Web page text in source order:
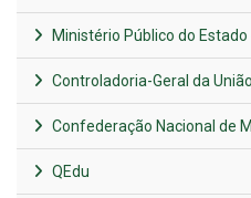
Ministério Público do
Controladoria-Geral da União
Confederação Nacional de
QEdu